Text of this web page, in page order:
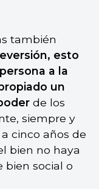
también
esto
a la
un
de los
siempre y
cinco años de
bien no haya
bien social o